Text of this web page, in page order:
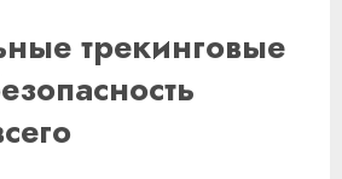
трекинговые